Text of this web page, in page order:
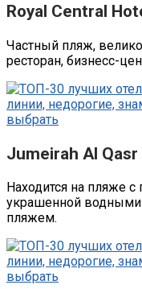
Royal Central
Частный пляж,
ресторан, бизнесс-
Jumeirah Al Qasr
Находится на пляже с
украшенной водными
пляжем.